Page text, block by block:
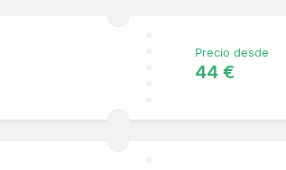
Precio desde
44 €